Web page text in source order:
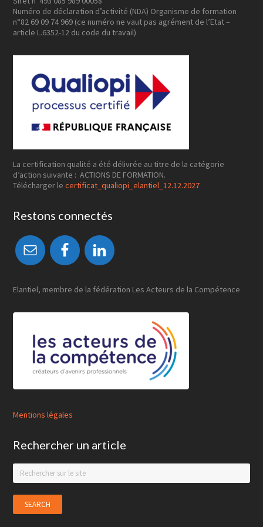
Numéro de déclaration d’activité (NDA) Organisme de formation
n°82 69 09 74 969 (ce numéro ne vaut pas agrément de l’Etat –
article L.6352-12 du code du travail)
La certification qualité a été délivrée au titre de la catégorie
d’action suivante : ACTIONS DE FORMATION.
Télécharger lecertificat_qualiopi_elantiel_12.12.2027
Restons connectés
Elantiel, membre de la fédération Les Acteurs de la Compétence
Mentions légales
Rechercher un article
Search
this